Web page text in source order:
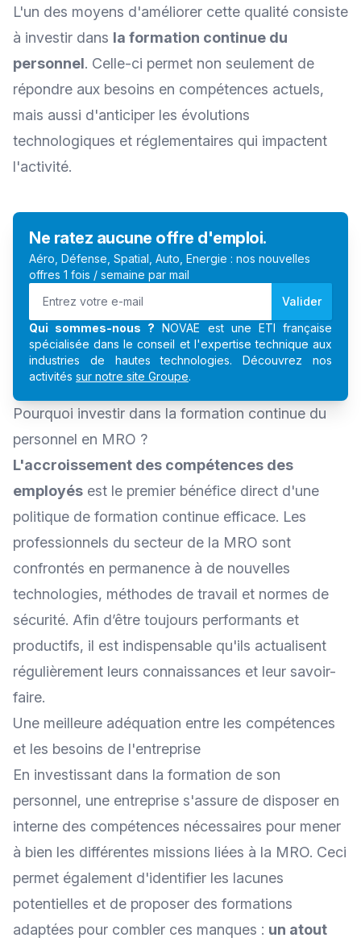
L'un des moyens d'améliorer cette qualité consiste
à investir dans la formation continue du
personnel. Celle-ci permet non seulement de
répondre aux besoins en compétences actuels,
mais aussi d'anticiper les évolutions
technologiques et réglementaires qui impactent
l'activité.
Ne ratez aucune offre d'emploi.
Aéro, Défense, Spatial, Auto, Energie : nos nouvelles
offres 1 fois / semaine par mail
Valider
Qui sommes-nous ? NOVAE est une ETI française
spécialisée dans le conseil et l'expertise technique aux
industries de hautes technologies. Découvrez nos
activités sur notre site Groupe.
Pourquoi investir dans la formation continue du
personnel en MRO ?
L'accroissement des compétences des
employés est le premier bénéfice direct d'une
politique de formation continue efficace. Les
professionnels du secteur de la MRO sont
confrontés en permanence à de nouvelles
technologies, méthodes de travail et normes de
sécurité. Afin d’être toujours performants et
productifs, il est indispensable qu'ils actualisent
régulièrement leurs connaissances et leur savoir-
faire.
Une meilleure adéquation entre les compétences
et les besoins de l'entreprise
En investissant dans la formation de son
personnel, une entreprise s'assure de disposer en
interne des compétences nécessaires pour mener
à bien les différentes missions liées à la MRO. Ceci
permet également d'identifier les lacunes
potentielles et de proposer des formations
adaptées pour combler ces manques : un atout